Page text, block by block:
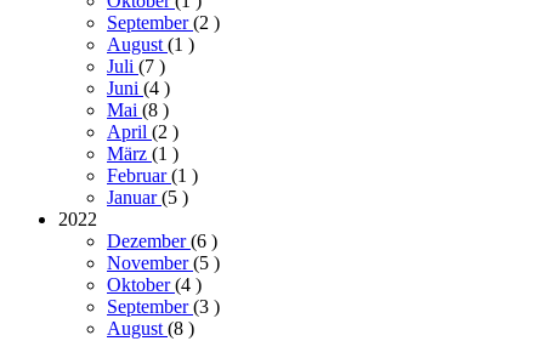
September(2 )
August (1 )
Juli (7 )
Juni (4 )
Mai (8 )
April (2 )
März (1 )
Februar(1 )
Januar(5 )
2022
Dezember(6 )
November(5 )
Oktober(4 )
September(3 )
August (8 )